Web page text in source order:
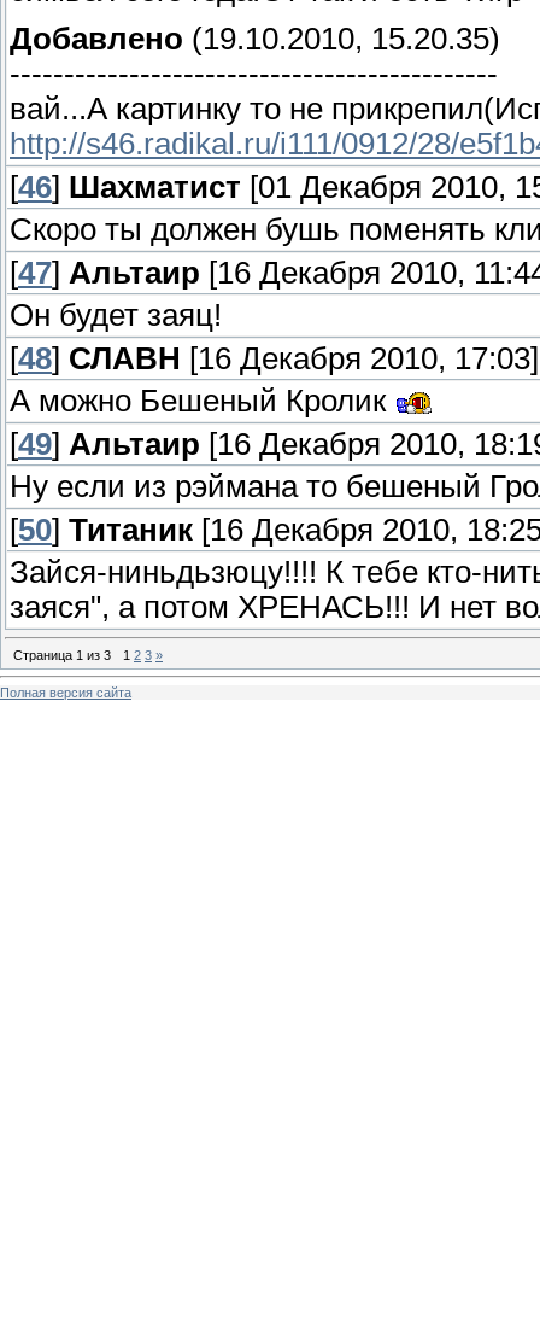
Добавлено (19.10.2010, 15.20.35)
---------------------------------------------
вай...А картинку то не
http://s46.radikal.ru/i111/0912/28/
[46] Шахматист [01 Декабря 2010,
Скоро ты должен бушь поменять
[47] Альтаир [16 Декабря 2010,
Он будет заяц!
[48] СЛАВН [16 Декабря 2010, 17:03]
А можно Бешеный Кролик
[49] Альтаир [16 Декабря 2010,
Ну если из рэймана то бешеный
[50] Титаник [16 Декабря 2010,
Зайся-ниньдьзюцу!!!! К тебе кто-
заяся", а потом ХРЕНАСЬ!!! И нет
Страница 1 из 3 1 2 3 »
Полная версия сайта